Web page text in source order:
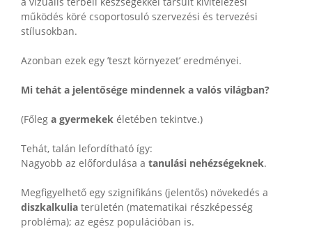
működés köré csoportosuló szervezési és tervezési
stílusokban.
Azonban ezek egy ’teszt környezet’ eredményei.
Mi tehát a jelentősége mindennek a valós világban?
(Főleg a gyermekek életében tekintve.)
Tehát, talán lefordítható így:
Nagyobb az előfordulása a tanulási nehézségeknek.
Megfigyelhető egy szignifikáns (jelentős) növekedés a
diszkalkulia területén (matematikai részképesség
probléma); az egész populációban is.